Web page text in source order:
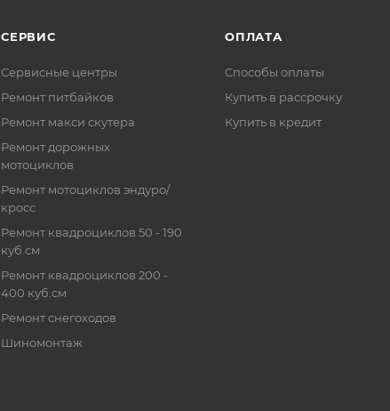
СЕРВИС
Сервисные центры
Ремонт питбайков
Ремонт макси скутера
Ремонт дорожных
мотоциклов
Ремонт мотоциклов эндуро/
кросс
Ремонт квадроциклов 50 - 190
куб.см
Ремонт квадроциклов 200 -
400 куб.см
Ремонт снегоходов
Шиномонтаж
ОПЛАТА
Способы оплаты
Купить в рассрочку
Купить в кредит